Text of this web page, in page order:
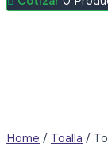
Home / Toalla /